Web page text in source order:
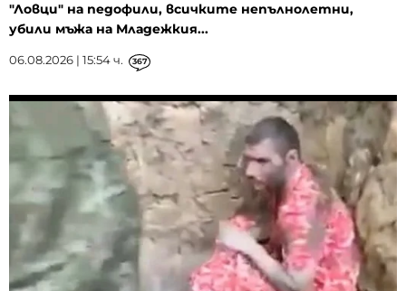
"Ловци" на педофили, всичките непълнолетни,
убили мъжа на Младежкия...
06.08.2026 | 15:54 ч. 367